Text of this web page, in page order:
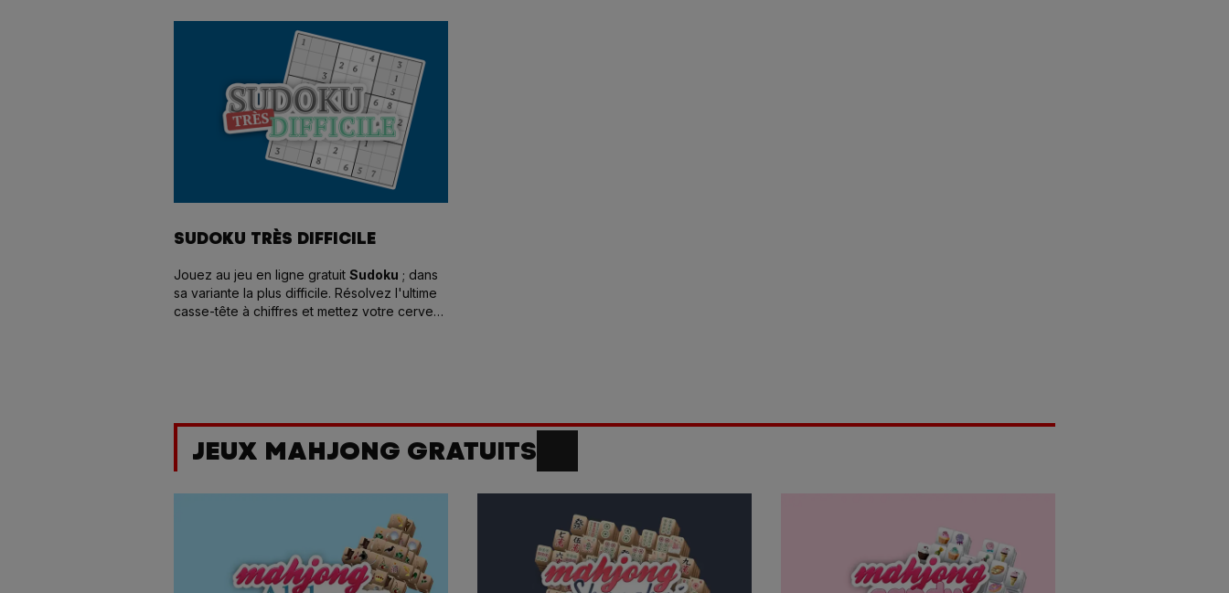
SUDOKU TRÈS DIFFICILE
Jouez au jeu en ligne gratuit Sudoku ; dans
sa variante la plus difficile. Résolvez l'ultime
casse-tête à chiffres et mettez votre cerveau
JEUX MAHJONG GRATUITS